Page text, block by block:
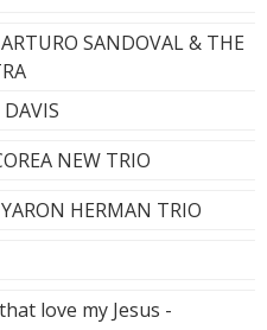
SANDOVAL & THE
NEW TRIO
HERMAN TRIO
love my Jesus -